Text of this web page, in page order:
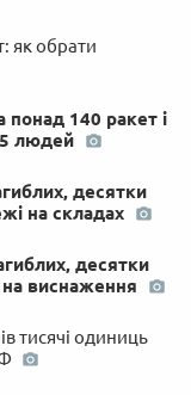
як обрати
понад 140 ракет і
людей
десятки
на складах
десятки
на виснаження
тисячі одиниць